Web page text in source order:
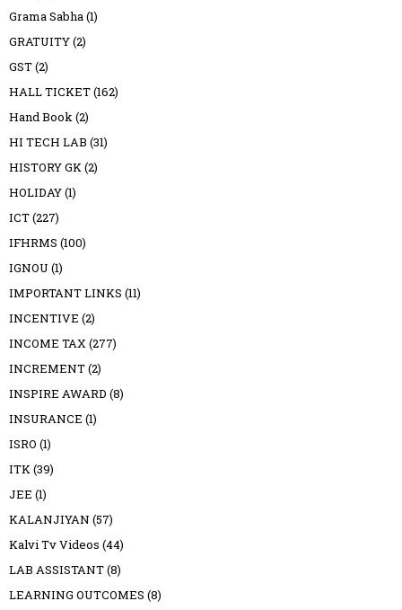
Grama Sabha (1)
GRATUITY(2)
GST(2)
HALL TICKET(162)
Hand Book (2)
HI TECH LAB (31)
HISTORY GK (2)
HOLIDAY(1)
ICT(227)
IFHRMS (100)
IGNOU (1)
IMPORTANT LINKS (11)
INCENTIVE (2)
INCOME TAX (277)
INCREMENT(2)
INSPIRE AWARD (8)
INSURANCE (1)
ISRO (1)
ITK (39)
JEE (1)
KALANJIYAN (57)
Kalvi Tv Videos (44)
LAB ASSISTANT(8)
LEARNING OUTCOMES (8)